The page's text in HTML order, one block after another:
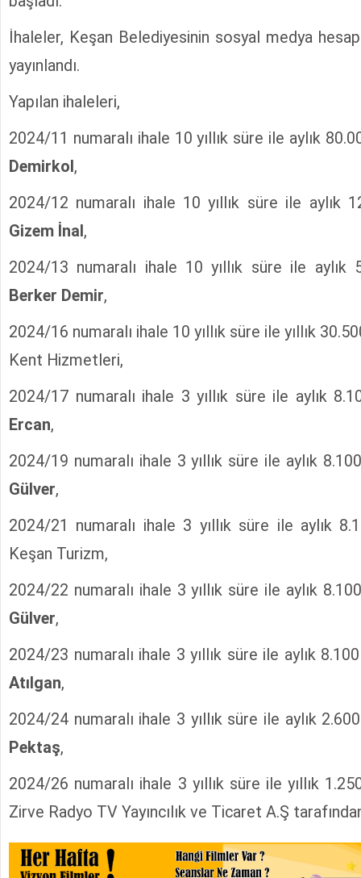
İhaleler, Keşan Belediyesinin sosyal medya
yayınlandı.
Yapılan ihaleleri,
2024/11 numaralı ihale 10 yıllık süre ile aylık
Demirkol ,
2024/12 numaralı ihale 10 yıllık süre ile aylık
Gizem İnal ,
2024/13 numaralı ihale 10 yıllık süre ile
Berker Demir,
2024/16 numaralı ihale 10 yıllık süre ile yıllık
Kent Hizmetleri,
2024/17 numaralı ihale 3 yıllık süre ile aylık
Ercan,
2024/19 numaralı ihale 3 yıllık süre ile aylık
Gülver,
2024/21 numaralı ihale 3 yıllık süre ile aylık
Keşan Turizm,
2024/22 numaralı ihale 3 yıllık süre ile aylık
Gülver,
2024/23 numaralı ihale 3 yıllık süre ile aylık
Atılgan,
2024/24 numaralı ihale 3 yıllık süre ile aylık
Pektaş,
2024/26 numaralı ihale 3 yıllık süre ile yıllık
Zirve Radyo TV Yayıncılık ve Ticaret A.Ş